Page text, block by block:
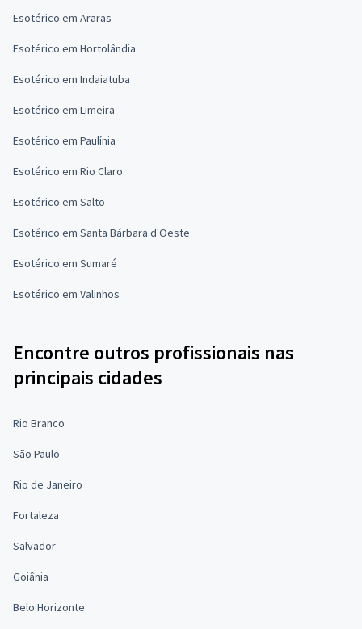
Esotérico em Araras
Esotérico em Hortolândia
Esotérico em Indaiatuba
Esotérico em Limeira
Esotérico em Paulínia
Esotérico em Rio Claro
Esotérico em Salto
Esotérico em Santa Bárbara d'Oeste
Esotérico em Sumaré
Esotérico em Valinhos
Encontre outros profissionais nas
principais cidades
Rio Branco
São Paulo
Rio de Janeiro
Fortaleza
Salvador
Goiânia
Belo Horizonte